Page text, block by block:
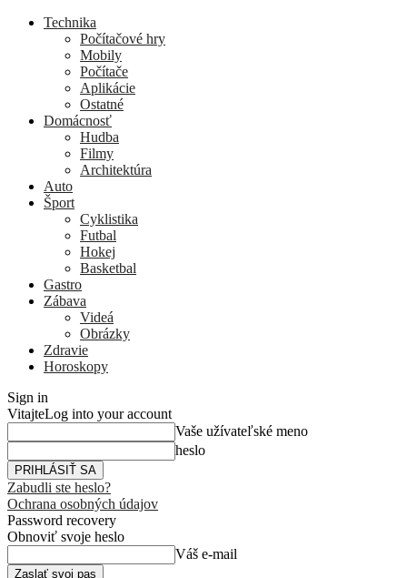
Technika
Počítačové hry
Mobily
Počítače
Aplikácie
Ostatné
Domácnosť
Hudba
Filmy
Architektúra
Auto
Šport
Cyklistika
Futbal
Hokej
Basketbal
Gastro
Zábava
Videá
Obrázky
Zdravie
Horoskopy
Sign in
VitajteLog into your account
Vaše užívateľské meno
heslo
Zabudli ste heslo?
Ochrana osobných údajov
Password recovery
Obnoviť svoje heslo
Váš e-mail